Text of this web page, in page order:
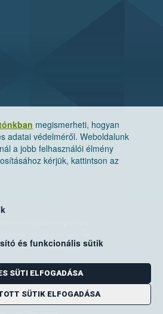
megismerheti, hogyan
adatai védelméről. Weboldalunk
a jobb felhasználói élmény
kérjük, kattintson az
és funkcionális sütik
SÜTI ELFOGADÁSA
SÜTIK ELFOGADÁSA
biztonsági Hivatal
cím: 1525 Budapest. Pf. 30.
szám: 06-80/263-244
06-1/ 336-9000